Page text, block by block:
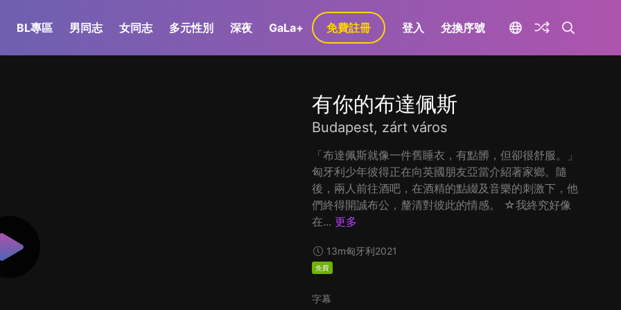
BL專區 男同志 女同志 多元性別 深夜 GaLa+ 免費註冊 登入 兌換序號
有你的布達佩斯
Budapest, zárt város
「布達佩斯就像一件舊睡衣，有點髒，但卻很舒服。」
匈牙利少年彼得正在向英國朋友亞當介紹著家鄉。隨
後，兩人前往酒吧，在酒精的點綴及音樂的刺激下，他
們終得開誠布公，釐清對彼此的情感。 ☆我終究好像
在... 更多
13m匈牙利2021
免費
字幕